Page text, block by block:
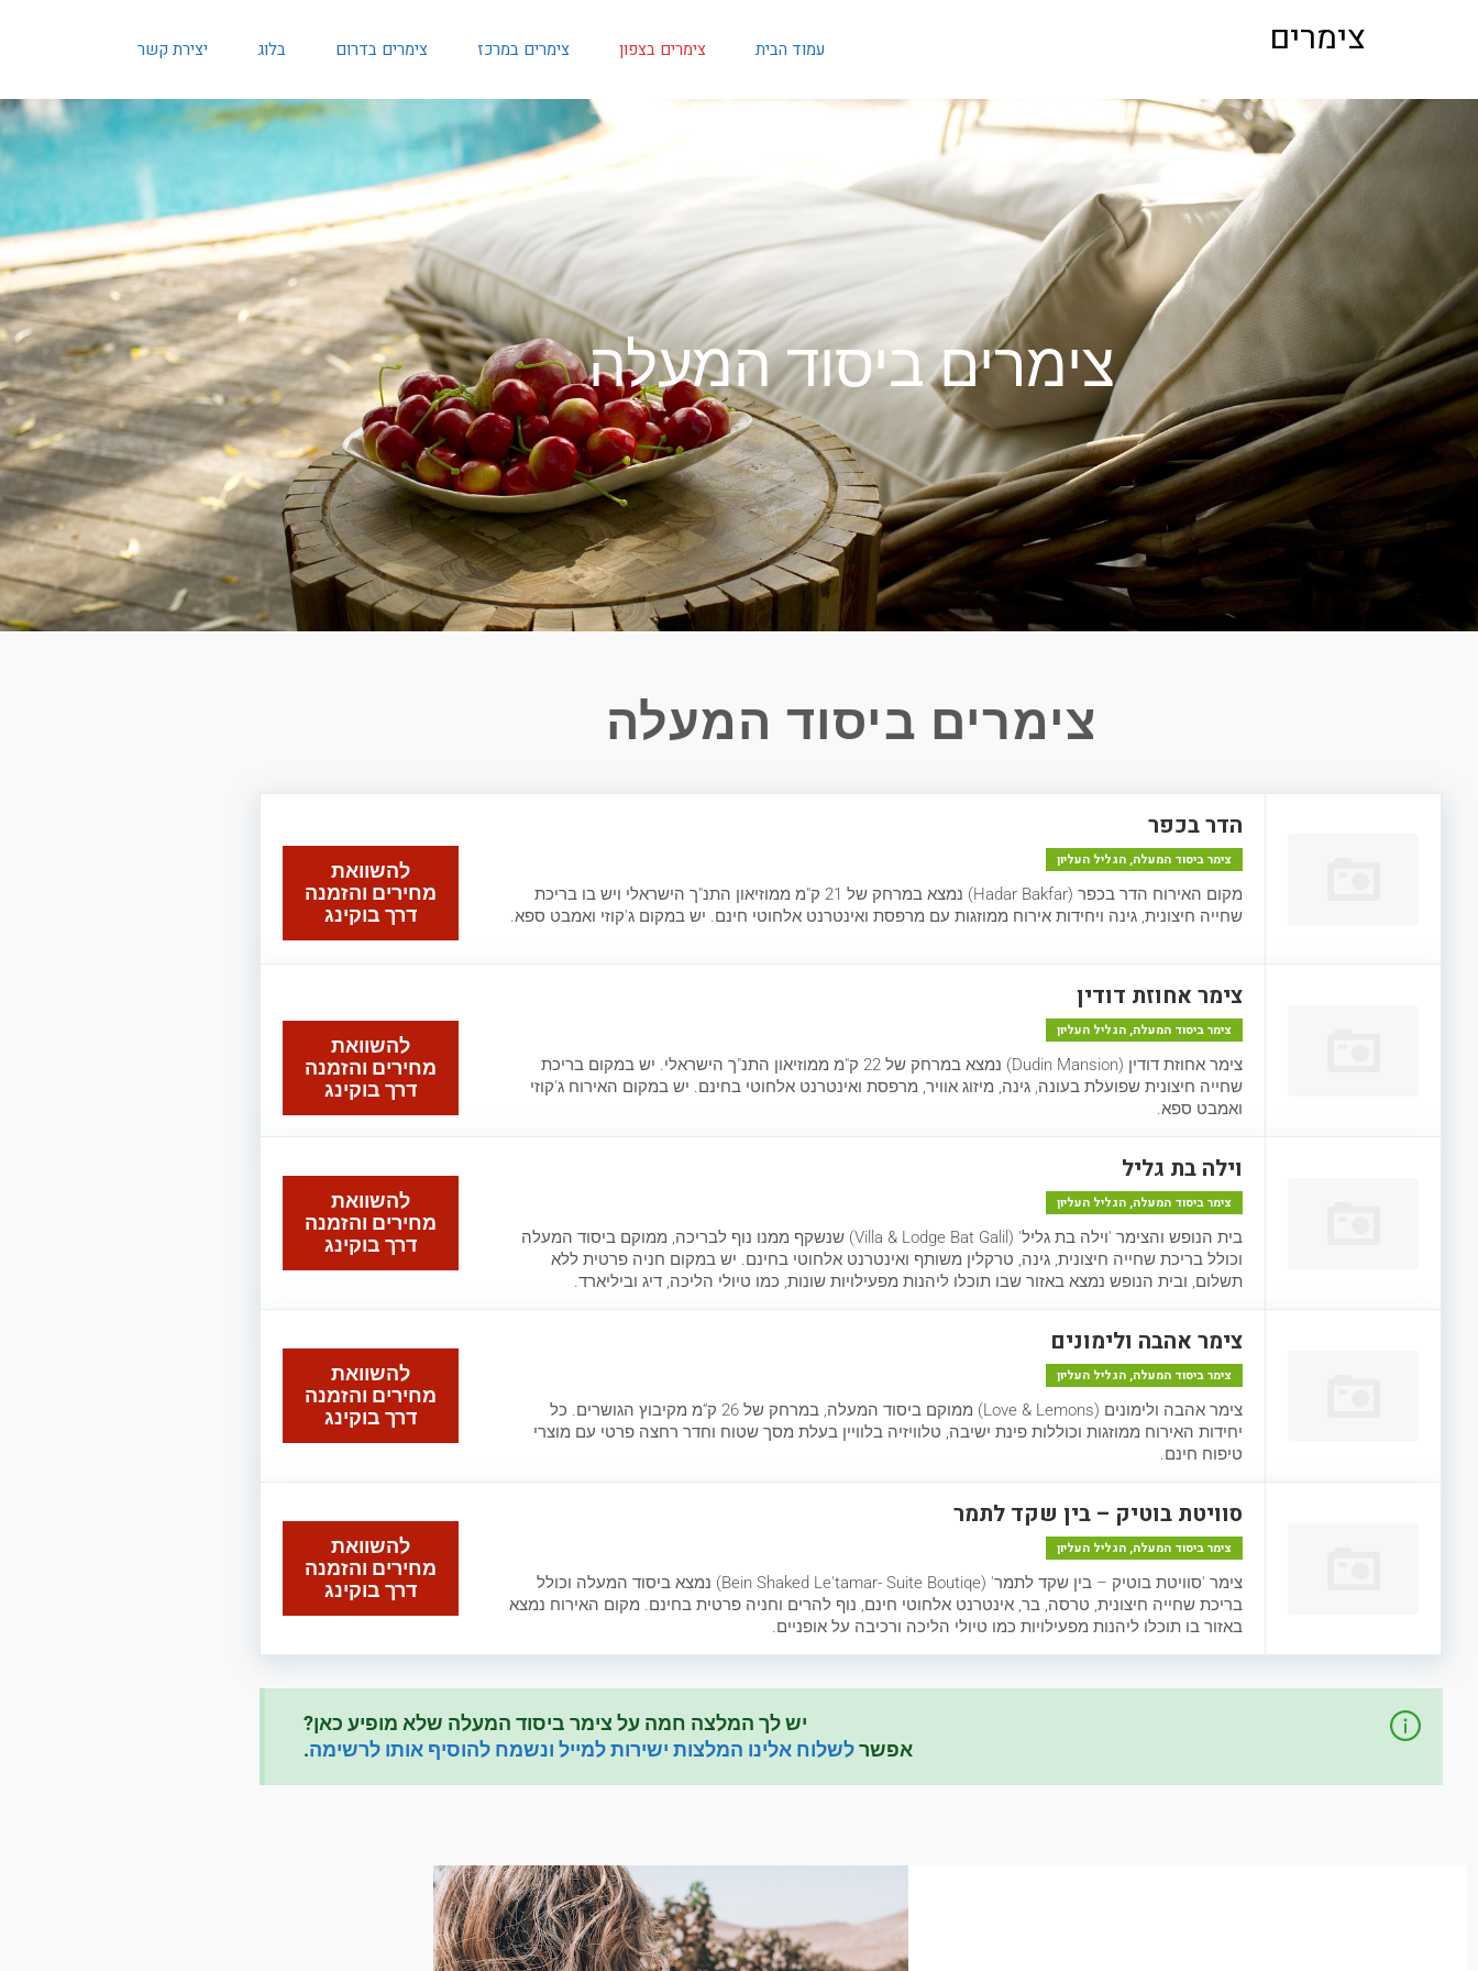
צימרים עמוד הבית צימרים בצפון צימרים במרכז צימרים בדרום בלוג יצירת קשר
צימרים ביסוד המעלה
צימרים ביסוד המעלה
הדר בכפר
צימר ביסוד המעלה, הגליל העליון
מקום האירוח הדר בכפר (Hadar Bakfar) נמצא במרחק של 21 ק"מ ממוזיאון התנ"ך הישראלי ויש בו בריכת
שחייה חיצונית, גינה ויחידות אירוח ממוזגות עם מרפסת ואינטרנט אלחוטי חינם. יש במקום ג'קוזי ואמבט ספא.
להשוואת
מחירים והזמנה
דרך בוקינג
צימר אחוזת דודין
צימר ביסוד המעלה, הגליל העליון
צימר אחוזת דודין (Dudin Mansion) נמצא במרחק של 22 ק"מ ממוזיאון התנ"ך הישראלי. יש במקום בריכת
שחייה חיצונית שפועלת בעונה, גינה, מיזוג אוויר, מרפסת ואינטרנט אלחוטי בחינם. יש במקום האירוח ג'קוזי
ואמבט ספא.
להשוואת
מחירים והזמנה
דרך בוקינג
וילה בת גליל
צימר ביסוד המעלה, הגליל העליון
בית הנופש והצימר 'וילה בת גליל' (Villa & Lodge Bat Galil) שנשקף ממנו נוף לבריכה, ממוקם ביסוד המעלה
וכולל בריכת שחייה חיצונית, גינה, טרקלין משותף ואינטרנט אלחוטי בחינם. יש במקום חניה פרטית ללא
תשלום, ובית הנופש נמצא באזור שבו תוכלו ליהנות מפעילויות שונות, כמו טיולי הליכה, דיג וביליארד.
להשוואת
מחירים והזמנה
דרך בוקינג
צימר אהבה ולימונים
צימר ביסוד המעלה, הגליל העליון
צימר אהבה ולימונים (Love & Lemons) ממוקם ביסוד המעלה, במרחק של 26 ק“מ מקיבוץ הגושרים. כל
יחידות האירוח ממוזגות וכוללות פינת ישיבה, טלוויזיה בלוויין בעלת מסך שטוח וחדר רחצה פרטי עם מוצרי
טיפוח חינם.
להשוואת
מחירים והזמנה
דרך בוקינג
סוויטת בוטיק – בין שקד לתמר
צימר ביסוד המעלה, הגליל העליון
צימר 'סוויטת בוטיק – בין שקד לתמר' (Bein Shaked Le'tamar- Suite Boutiqe) נמצא ביסוד המעלה וכולל
בריכת שחייה חיצונית, טרסה, בר, אינטרנט אלחוטי חינם, נוף להרים וחניה פרטית בחינם. מקום האירוח נמצא
באזור בו תוכלו ליהנות מפעילויות כמו טיולי הליכה ורכיבה על אופניים.
להשוואת
מחירים והזמנה
דרך בוקינג
יש לך המלצה חמה על צימר ביסוד המעלה שלא מופיע כאן?
אפשרלשלוח אלינו המלצות ישירות למייל ונשמח להוסיף אותו לרשימה.